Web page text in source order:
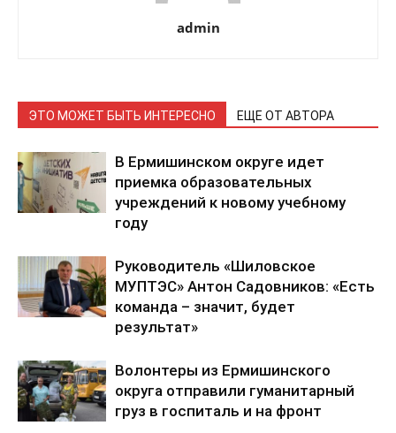
admin
ЭТО МОЖЕТ БЫТЬ ИНТЕРЕСНО ЕЩЕ ОТ АВТОРА
В Ермишинском округе идет
приемка образовательных
учреждений к новому учебному
году
Руководитель «Шиловское
МУПТЭС» Антон Садовников: «Есть
команда – значит, будет
результат»
Волонтеры из Ермишинского
округа отправили гуманитарный
груз в госпиталь и на фронт